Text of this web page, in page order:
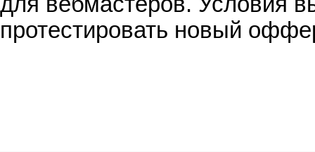
протестировать новый